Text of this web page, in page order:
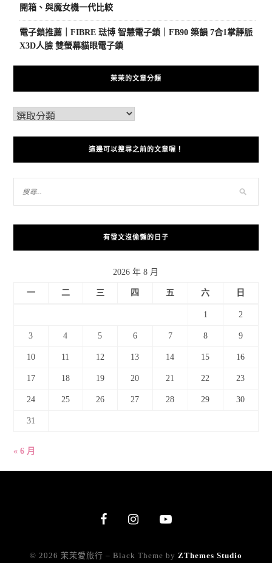
開箱、與魔女機一代比較
電子鎖推薦｜FIBRE 琺博 智慧電子鎖｜FB90 築韻 7合1掌靜脈
X3D人臉 雙螢幕貓眼電子鎖
茉茉的文章分類
這邊可以搜尋之前的文章喔！
有發文沒偷懶的日子
2026 年 8 月
一 二 三 四 五 六 日
1 2
3 4 5 6 7 8 9
10 11 12 13 14 15 16
17 18 19 20 21 22 23
24 25 26 27 28 29 30
31
« 6 月
© 2026 茉茉愛旅行 – Black Theme by ZThemes Studio